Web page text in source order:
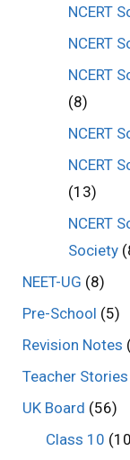
NCERT
NCERT
NCERT
(8)
NCERT
NCERT
(13)
NCERT
Society
NEET-UG (8)
Pre-School (5)
Revision Notes
Teacher Stories
UK Board (56)
Class 10